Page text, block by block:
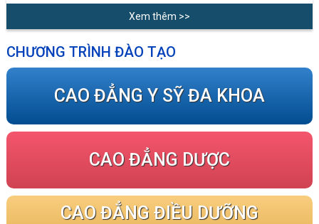
Xem thêm >>
CHƯƠNG TRÌNH ĐÀO TẠO
CAO ĐẲNG Y SỸ ĐA KHOA
CAO ĐẲNG DƯỢC
CAO ĐẲNG ĐIỀU DƯỠNG